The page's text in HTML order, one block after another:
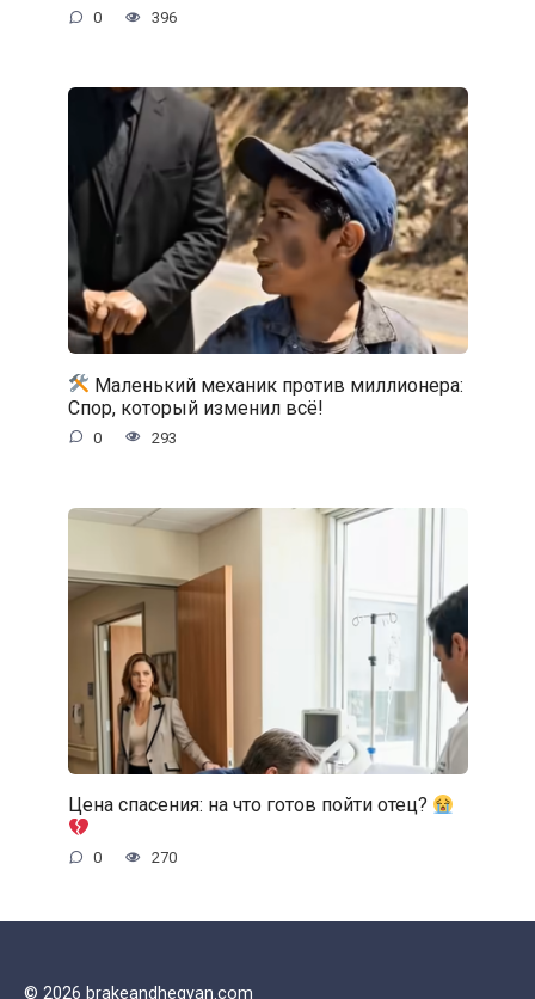
0 396
Маленький механик против миллионера:
Спор, который изменил всё!
0 293
Цена спасения: на что готов пойти отец?
0 270
© 2026 brakeandhegyan.com